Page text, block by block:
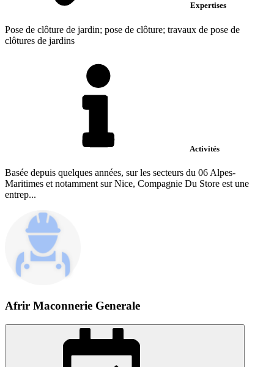
Expertises
Pose de clôture de jardin; pose de clôture; travaux de pose de
clôtures de jardins
Activités
Basée depuis quelques années, sur les secteurs du 06 Alpes-
Maritimes et notamment sur Nice, Compagnie Du Store est une
entrep...
Afrir Maconnerie Generale